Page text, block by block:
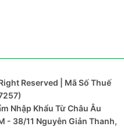
Reserved | Mã Số Thuế
Nhập Khẩu Từ Châu Âu
- 38/11 Nguyễn Giản Thanh,